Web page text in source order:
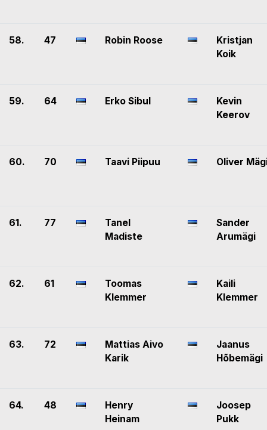
58. 47 Robin Roose
Kristjan
Koik
59. 64 Erko Sibul
Kevin
Keerov
60. 70 Taavi Piipuu Oliver
61. 77
Tanel
Madiste
Sander
Arumägi
62. 61
Toomas
Klemmer
Kaili
Klemmer
63. 72
Mattias Aivo
Karik
Jaanus
Hõbemägi
64. 48
Henry
Heinam
Joosep
Pukk